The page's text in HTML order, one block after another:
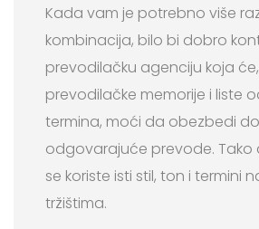
Kada vam je potrebno više
kombinacija, bilo bi dobro
prevodilačku agenciju koja
prevodilačke memorije i liste
termina, moći da obezbedi
odgovarajuće prevode. Tako
se koriste isti stil, ton i termini
tržištima.